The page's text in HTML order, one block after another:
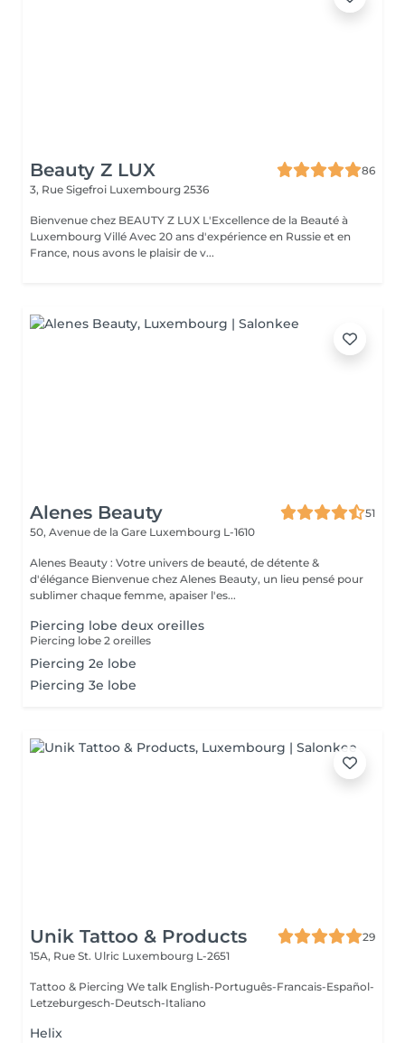
Beauty Z LUX
86
3, Rue Sigefroi Luxembourg 2536
Bienvenue chez BEAUTY Z LUX L'Excellence de la Beauté à
Luxembourg Villé Avec 20 ans d'expérience en Russie et en
France, nous avons le plaisir de v...
Alenes Beauty
51
50, Avenue de la Gare Luxembourg L-1610
Alenes Beauty : Votre univers de beauté, de détente &
d'élégance Bienvenue chez Alenes Beauty, un lieu pensé pour
sublimer chaque femme, apaiser l'es...
Piercing lobe deux oreilles
Piercing lobe 2 oreilles
Piercing 2e lobe
Piercing 3e lobe
Unik Tattoo & Products
29
15A, Rue St. Ulric Luxembourg L-2651
Tattoo & Piercing We talk English-Português-Francais-Español-
Letzeburgesch-Deutsch-Italiano
Helix